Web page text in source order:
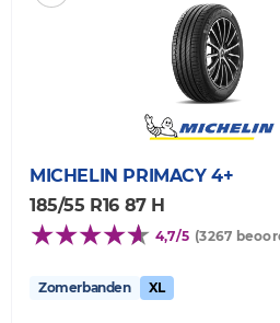
MICHELIN PRIMACY 4+
185/55 R16 87 H
4,7/5 (3267
Zomerbanden XL